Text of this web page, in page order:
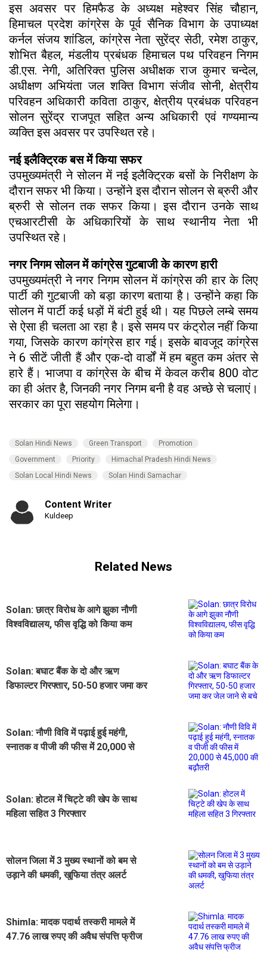
इस अवसर पर हिमफैड के अध्यक्ष महेश्वर सिंह चौहान,
हिमाचल प्रदेश कांग्रेस के पूर्व सैनिक विभाग के उपाध्यक्ष
कर्नल संजय शांडिल, कांग्रेस नेता सुरेंद्र सेठी, रमेश ठाकुर,
शोभित बैहल, मंडलीय प्रबंधक हिमाचल पथ परिवहन निगम
डी.एस. नेगी, अतिरिक्त पुलिस अधीक्षक राज कुमार चन्देल,
अधीक्षण अभियंता जल शक्ति विभाग संजीव सोनी, क्षेत्रीय
परिवहन अधिकारी कविता ठाकुर, क्षेत्रीय प्रबंधक परिवहन
सोलन सुरेंद्र राजपूत सहित अन्य अधिकारी एवं गण्यमान्य
व्यक्ति इस अवसर पर उपस्थित रहे।
नई इलैक्ट्रिक बस में किया सफर
उपमुख्यमंत्री ने सोलन में नई इलैक्ट्रिक बसों के निरीक्षण के
दौरान सफर भी किया। उन्होंने इस दौरान सोलन से ब्रुरी और
ब्रुरी से सोलन तक सफर किया। इस दौरान उनके साथ
एचआरटीसी के अधिकारियों के साथ स्थानीय नेता भी
उपस्थित रहे।
नगर निगम सोलन में कांग्रेस गुटबाजी के कारण हारी
उपमुख्यमंत्री ने नगर निगम सोलन में कांग्रेस की हार के लिए
पार्टी की गुटबाजी को बड़ा कारण बताया है। उन्होंने कहा कि
सोलन में पार्टी कई धड़ों में बंटी हुई थी। यह पिछले लम्बे समय
से ऐसा ही चलता आ रहा है। इसे समय पर कंट्रोल नहीं किया
गया, जिसके कारण कांग्रेस हार गई। इसके बावजूद कांग्रेस
ने 6 सीटें जीती हैं और एक-दो वार्डों में हम बहुत कम अंतर से
हारे हैं। भाजपा व कांग्रेस के बीच में केवल करीब 800 वोट
का ही अंतर है, जिनकी नगर निगम बनी है वह अच्छे से चलाएं।
सरकार का पूरा सहयोग मिलेगा।
Solan Hindi News Green Transport
Promotion
Government
Priority
Himachal Pradesh Hindi News
Solan Local Hindi News
Solan Hindi Samachar
Content Writer
Kuldeep
Related News
Solan: छात्र विरोध के आगे झुका नौणी
विश्वविद्यालय, फीस वृद्धि को किया कम
Solan: बघाट बैंक के दो और ऋण
डिफाल्टर गिरफ्तार, 50-50 हजार जमा कर
Solan: नौणी विवि में पढ़ाई हुई महंगी,
स्नातक व पीजी की फीस में 20,000 से
Solan: होटल में चिट्टे की खेप के साथ
महिला सहित 3 गिरफ्तार
सोलन जिला में 3 मुख्य स्थानों को बम से
उड़ाने की धमकी, खुफिया तंत्र अलर्ट
Shimla: मादक पदार्थ तस्करी मामले में
47.76 लाख रुपए की अवैध संपत्ति फ्रीज